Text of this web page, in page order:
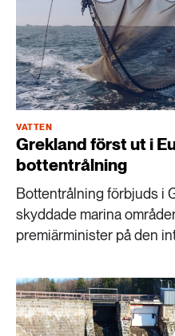
VATTEN
Grekland först ut i
bottentrålning
Bottentrålning förbjuds i
skyddade marina
premiärminister på den